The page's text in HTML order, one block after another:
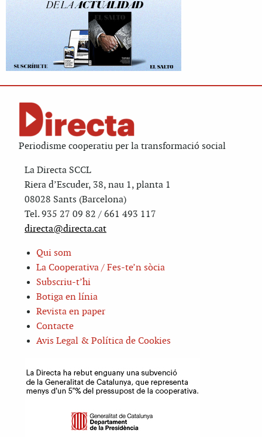
Periodisme cooperatiu per la transformació social
La Directa SCCL
Riera d’Escuder, 38, nau 1, planta 1
08028 Sants (Barcelona)
Tel. 935 27 09 82 / 661 493 117
directa@directa.cat
Qui som
La Cooperativa / Fes-te’n sòcia
Subscriu-t’hi
Botiga en línia
Revista en paper
Contacte
Avis Legal & Política de Cookies